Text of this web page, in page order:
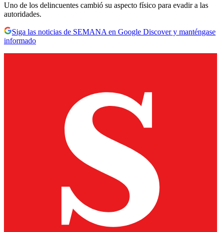
Uno de los delincuentes cambió su aspecto físico para evadir a las
autoridades.
Siga las noticias de SEMANA en Google Discover y manténgase
informado